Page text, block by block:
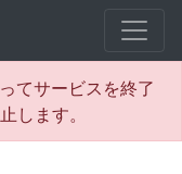
てサービスを終了
します。